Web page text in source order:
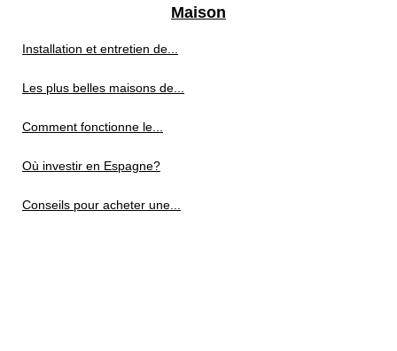
Maison
Installation et entretien de...
Les plus belles maisons de...
Comment fonctionne le...
Où investir en Espagne?
Conseils pour acheter une...